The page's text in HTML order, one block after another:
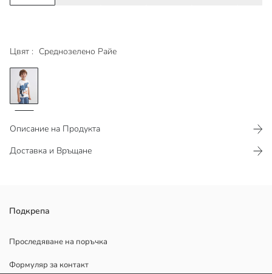
Цвят : Среднозелено Райе
Описание на Продукта
Доставка и Връщане
Редовен е кройката, кръгло деколте и къс ръкав тениска за
момчета, има раиран десен и детайл с етикет на гърдите.
Основен Плат:
Продавач:
Подкрепа
Проследяване на поръчка
Формуляр за контакт